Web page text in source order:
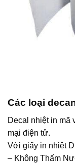
Các loại
Decal nhiệt in mã
mại điện tử.
Với giấy in nhiệt
– Không Thấm